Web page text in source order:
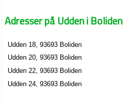
Adresser på Udden i Boliden
Udden 18, 93693 Boliden
Udden 20, 93693 Boliden
Udden 22, 93693 Boliden
Udden 24, 93693 Boliden